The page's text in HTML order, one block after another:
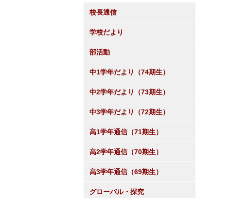
校長通信
学校だより
部活動
中1学年だより（74期生）
中2学年だより（73期生）
中3学年だより（72期生）
高1学年通信（71期生）
高2学年通信（70期生）
高3学年通信（69期生）
グローバル・探究